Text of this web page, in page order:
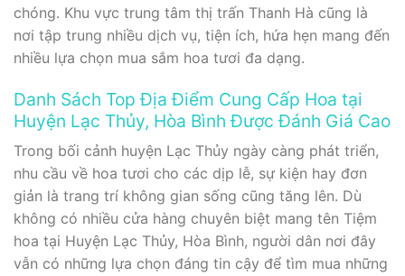
chóng. Khu vực trung tâm thị trấn Thanh Hà cũng là
nơi tập trung nhiều dịch vụ, tiện ích, hứa hẹn mang đến
nhiều lựa chọn mua sắm hoa tươi đa dạng.
Danh Sách Top Địa Điểm Cung Cấp Hoa tại
Huyện Lạc Thủy, Hòa Bình Được Đánh Giá Cao
Trong bối cảnh huyện Lạc Thủy ngày càng phát triển,
nhu cầu về hoa tươi cho các dịp lễ, sự kiện hay đơn
giản là trang trí không gian sống cũng tăng lên. Dù
không có nhiều cửa hàng chuyên biệt mang tên Tiệm
hoa tại Huyện Lạc Thủy, Hòa Bình, người dân nơi đây
vẫn có những lựa chọn đáng tin cậy để tìm mua những